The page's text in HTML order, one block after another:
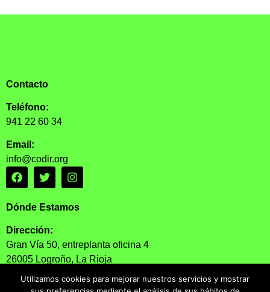
Contacto
Teléfono:
941 22 60 34
Email:
info@codir.org
Dónde Estamos
Dirección:
Gran Vía 50, entreplanta oficina 4
26005 Logroño, La Rioja
Horario:
Utilizamos cookies para mejorar nuestros servicios y mostrar